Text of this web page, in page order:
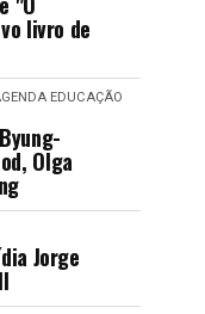
livro de
EDUCAÇÃO
Olga
Jorge